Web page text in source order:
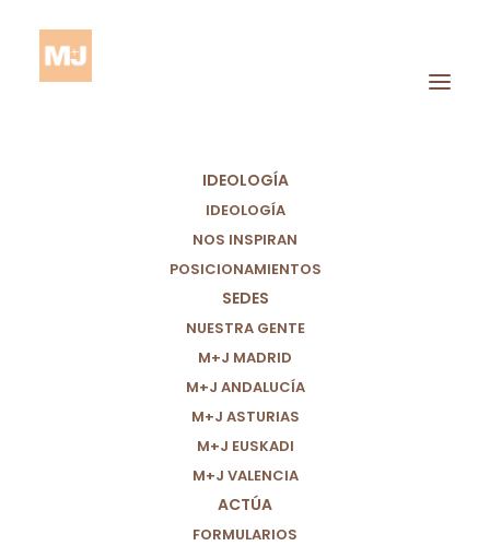
IDEOLOGÍA
IDEOLOGÍA
NOS INSPIRAN
POSICIONAMIENTOS
SEDES
NUESTRA GENTE
M+J MADRID
M+J ANDALUCÍA
M+J ASTURIAS
M+J EUSKADI
M+J VALENCIA
ACTÚA
FORMULARIOS
COP29